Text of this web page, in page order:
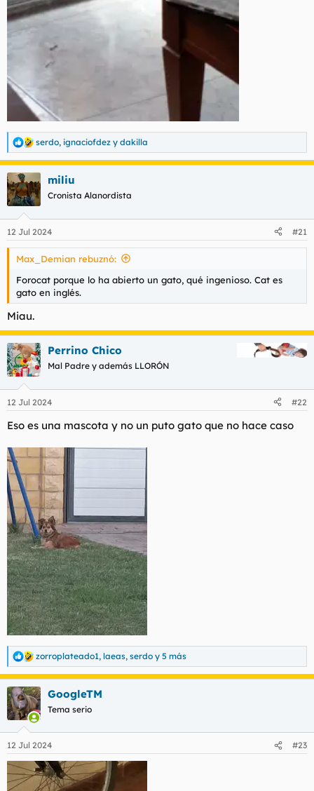
R
e
a
c
c
i
e
s
serdo, ignaciofdez y dakilla
miliu
Cronista Alanordista
12 Jul 2024 #21
Max_Demian rebuznó:
Forocat porque lo ha abierto un gato, qué ingenioso. Cat es
gato en inglés.
Miau.
Perrino Chico
Mal Padre y además LLORÓN
12 Jul 2024 #22
Eso es una mascota y no un puto gato que no hace caso
R
e
a
c
c
i
e
s
:
zorroplateado1, laeas, serdo y 5 más
GoogleTM
Tema serio
12 Jul 2024 #23